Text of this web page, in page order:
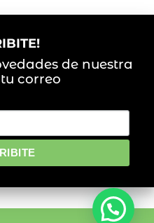
de nuestra
correo